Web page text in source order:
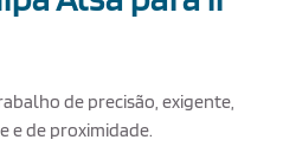
de precisão, exigente,
e de proximidade.